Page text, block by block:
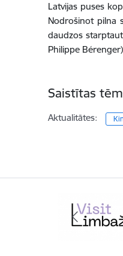
Latvijas puses
Nodrošinot pilna
daudzos
Philippe
Saistītas
Aktualitātes: